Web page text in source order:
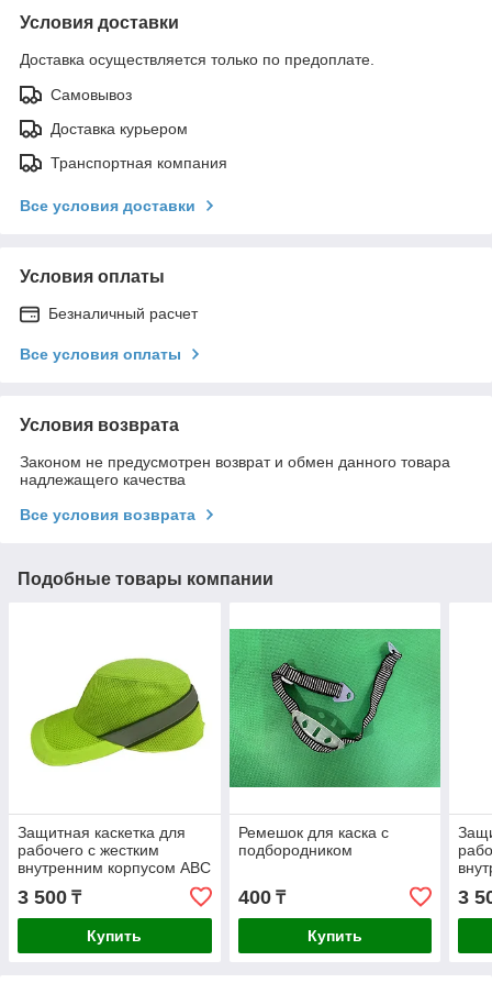
Условия доставки
Доставка осуществляется только по предоплате.
Самовывоз
Доставка курьером
Транспортная компания
Все условия доставки
Условия оплаты
Безналичный расчет
Все условия оплаты
Условия возврата
Законом не предусмотрен возврат и обмен данного товара
надлежащего качества
Все условия возврата
Подобные товары компании
Защитная каскетка для
рабочего с жестким
внутренним корпусом ABC
3 500 ₸
Купить
Ремешок для каска с
подбородником
400₸
Купить
3